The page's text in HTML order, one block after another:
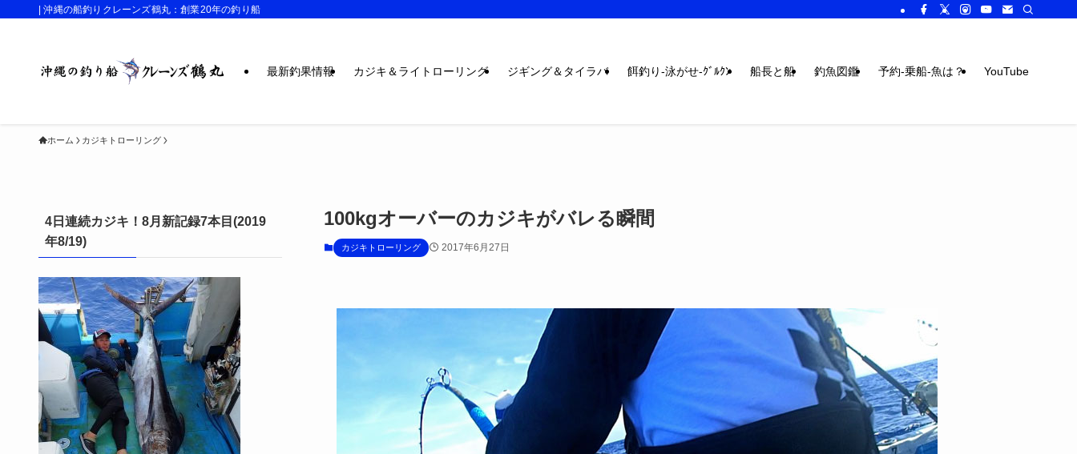
| 沖縄の船釣りクレーンズ鶴丸：創業20年の釣り船
最新釣果情報 カジキ＆ライトローリング ジギング＆タイラバ 餌釣り-泳がせ-ｸﾞﾙｸﾝ 船長と船 釣魚図鑑 予約-乗船-魚は？ YouTube
ホーム カジキトローリング
100kgオーバーのカジキがバレる瞬間
カジキトローリング 2017年6月27日
4日連続カジキ！8月新記録7本目(2019
年8/19)